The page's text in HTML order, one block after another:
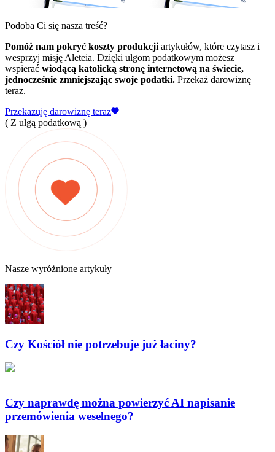
Podoba Ci się nasza treść?
Pomóż nam pokryć koszty produkcji artykułów, które czytasz i
wesprzyj misję Aleteia. Dzięki ulgom podatkowym możesz
wspierać wiodącą katolicką stronę internetową na świecie,
jednocześnie zmniejszając swoje podatki. Przekaż darowiznę
teraz.
Przekazuję darowiznę teraz
( Z ulgą podatkową )
Nasze wyróżnione artykuły
Czy Kościół nie potrzebuje już łaciny?
Czy naprawdę można powierzyć AI napisanie
przemówienia weselnego?